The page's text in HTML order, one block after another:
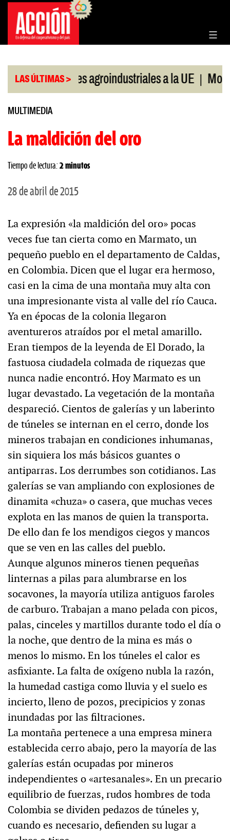
Saltar
contenido
LAS ÚLTIMAS >agroindustriales a la UE |
MULTIMEDIA
La maldición del oro
Tiempo de lectura: 2 minutos
28 de abril de 2015
La expresión «la maldición del oro» pocas
veces fue tan cierta como en Marmato, un
pequeño pueblo en el departamento de Caldas,
en Colombia. Dicen que el lugar era hermoso,
casi en la cima de una montaña muy alta con
una impresionante vista al valle del río Cauca.
Ya en épocas de la colonia llegaron
aventureros atraídos por el metal amarillo.
Eran tiempos de la leyenda de El Dorado, la
fastuosa ciudadela colmada de riquezas que
nunca nadie encontró. Hoy Marmato es un
lugar devastado. La vegetación de la montaña
despareció. Cientos de galerías y un laberinto
de túneles se internan en el cerro, donde los
mineros trabajan en condiciones inhumanas,
sin siquiera los más básicos guantes o
antiparras. Los derrumbes son cotidianos. Las
galerías se van ampliando con explosiones de
dinamita «chuza» o casera, que muchas veces
explota en las manos de quien la transporta.
De ello dan fe los mendigos ciegos y mancos
que se ven en las calles del pueblo.
Aunque algunos mineros tienen pequeñas
linternas a pilas para alumbrarse en los
socavones, la mayoría utiliza antiguos faroles
de carburo. Trabajan a mano pelada con picos,
palas, cinceles y martillos durante todo el día o
la noche, que dentro de la mina es más o
menos lo mismo. En los túneles el calor es
asfixiante. La falta de oxígeno nubla la razón,
la humedad castiga como lluvia y el suelo es
incierto, lleno de pozos, precipicios y zonas
inundadas por las filtraciones.
La montaña pertenece a una empresa minera
establecida cerro abajo, pero la mayoría de las
galerías están ocupadas por mineros
independientes o «artesanales». En un precario
equilibrio de fuerzas, rudos hombres de toda
Colombia se dividen pedazos de túneles y,
cuando es necesario, defienden su lugar a